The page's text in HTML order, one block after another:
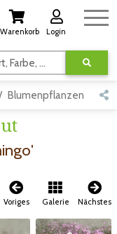
Warenkorb Login
Suchen nach Kategorie, Name, Stichwort, Farbe, usw.
Blumenpflanzen
Voriges Galerie Nächstes